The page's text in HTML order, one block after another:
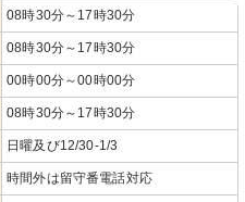
08時30分～17時30分
08時30分～17時30分
00時00分～00時00分
08時30分～17時30分
日曜及び12/30-1/3
時間外は留守番電話対応